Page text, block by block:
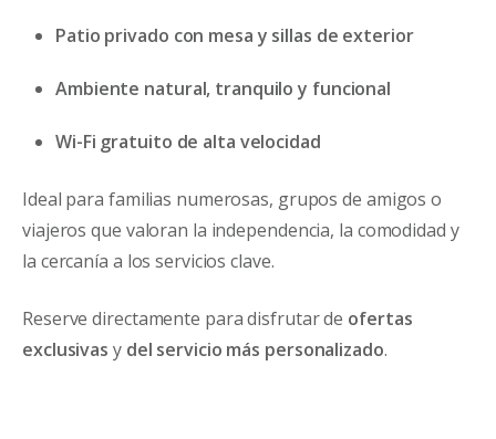
Patio privado con mesa y sillas de exterior
Ambiente natural, tranquilo y funcional
Wi-Fi gratuito de alta velocidad
Ideal para familias numerosas, grupos de amigos o
viajeros que valoran la independencia, la comodidad y
la cercanía a los servicios clave.
Reserve directamente para disfrutar de ofertas
exclusivas y del servicio más personalizado.